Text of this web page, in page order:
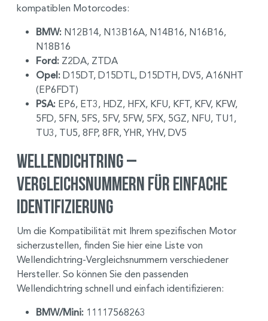
kompatiblen Motorcodes:
BMW: N12B14, N13B16A, N14B16, N16B16,
N18B16
Ford: Z2DA, ZTDA
Opel: D15DT, D15DTL, D15DTH, DV5, A16NHT
(EP6FDT)
PSA: EP6, ET3, HDZ, HFX, KFU, KFT, KFV, KFW,
5FD, 5FN, 5FS, 5FV, 5FW, 5FX, 5GZ, NFU, TU1,
TU3, TU5, 8FP, 8FR, YHR, YHV, DV5
Wellendichtring –
Vergleichsnummern für einfache
Identifizierung
Um die Kompatibilität mit Ihrem spezifischen Motor
sicherzustellen, finden Sie hier eine Liste von
Wellendichtring-Vergleichsnummern verschiedener
Hersteller. So können Sie den passenden
Wellendichtring schnell und einfach identifizieren:
BMW/Mini: 11117568263